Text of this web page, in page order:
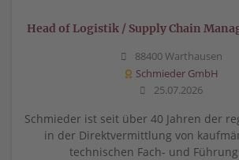
Head of Logistik / Supply Chain
88400 Warthausen
Schmieder GmbH
25.07.2026
Schmieder ist seit über 40 Jahren der
in der Direktvermittlung von
technischen Fach- und